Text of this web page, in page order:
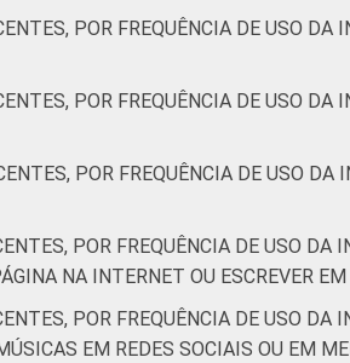
POR FREQUÊNCIA DE USO
POR FREQUÊNCIA DE USO
POR FREQUÊNCIA DE USO
POR FREQUÊNCIA DE USO
NA INTERNET OU ESCREVER EM
POR FREQUÊNCIA DE USO
EM REDES SOCIAIS OU EM